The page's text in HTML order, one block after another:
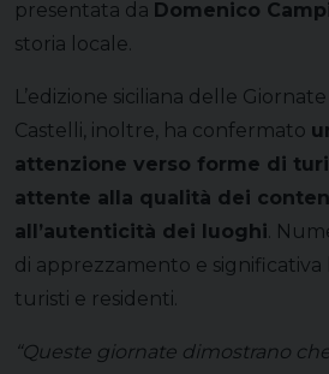
presentata da Domenico
storia locale.
L’edizione siciliana delle
Castelli, inoltre, ha confermato
attenzione verso forme di
attente alla qualità dei
all’autenticità dei luoghi.
di apprezzamento e significativa
turisti e residenti.
“Queste giornate dimostrano